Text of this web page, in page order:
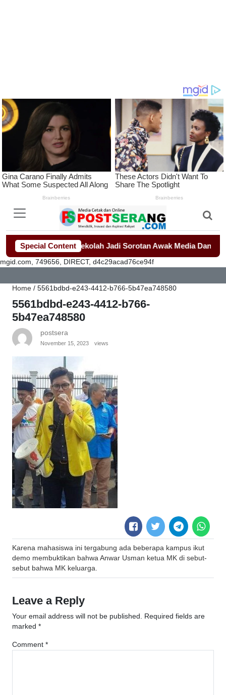
Special Content
Seragam Sekolah Jadi Sorotan Awak Media Dan Lembaga
mgid.com, 749656, DIRECT, d4c29acad76ce94f
Home / 5561bdbd-e243-4412-b766-5b47ea748580
5561bdbd-e243-4412-b766-
5b47ea748580
postsera
November 15, 2023 views
Post
navigation
Karena mahasiswa ini tergabung ada beberapa kampus ikut
demo membuktikan bahwa Anwar Usman ketua MK di sebut-
sebut bahwa MK keluarga.
Leave a Reply
Your email address will not be published. Required fields are
marked *
Comment *